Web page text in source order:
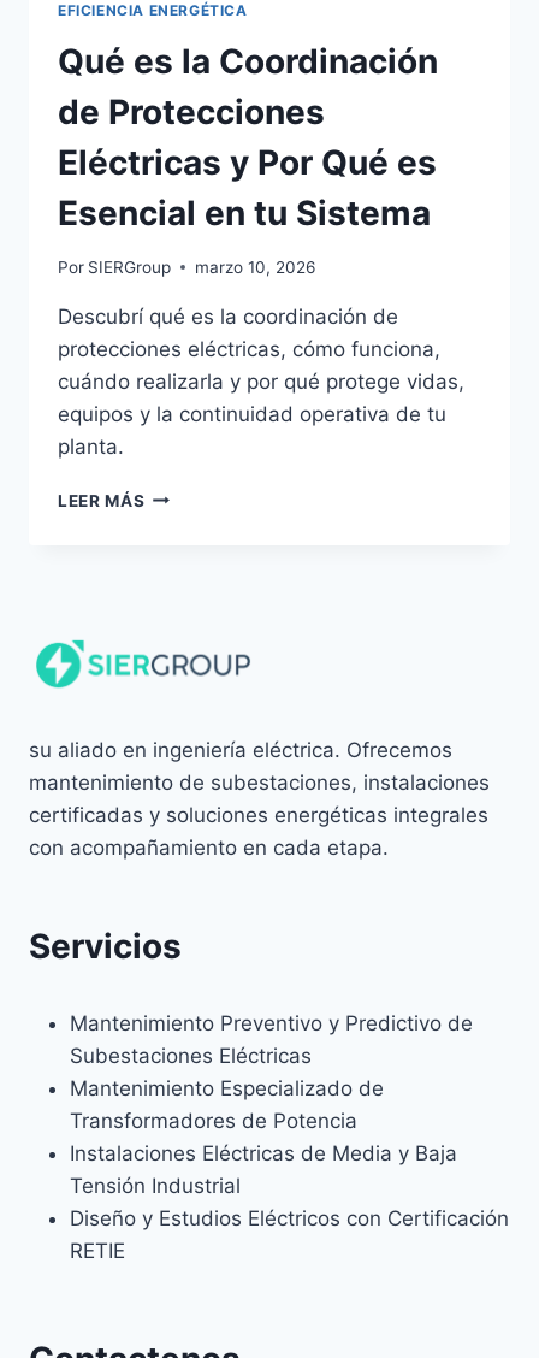
EFICIENCIA ENERGÉTICA
Qué es la Coordinación
de Protecciones
Eléctricas y Por Qué es
Esencial en tu Sistema
Por SIERGroup marzo 10, 2026
Descubrí qué es la coordinación de
protecciones eléctricas, cómo funciona,
cuándo realizarla y por qué protege vidas,
equipos y la continuidad operativa de tu
planta.
LEER MÁS QUÉ
Y
ES
ESENCIAL
TU
SISTEMA
su aliado en ingeniería eléctrica. Ofrecemos
mantenimiento de subestaciones, instalaciones
certificadas y soluciones energéticas integrales
con acompañamiento en cada etapa.
Servicios
Mantenimiento Preventivo y Predictivo de
Subestaciones Eléctricas
Mantenimiento Especializado de
Transformadores de Potencia
Instalaciones Eléctricas de Media y Baja
Tensión Industrial
Diseño y Estudios Eléctricos con Certificación
RETIE